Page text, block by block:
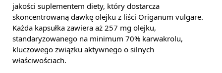
jakości suplementem diety, który dostarcza
skoncentrowaną dawkę olejku z liści Origanum vulgare.
Każda kapsułka zawiera aż 257 mg olejku,
standaryzowanego na minimum 70% karwakrolu,
kluczowego związku aktywnego o silnych
właściwościach.